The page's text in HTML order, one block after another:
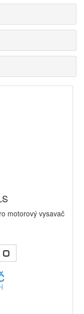
motorový vysavač